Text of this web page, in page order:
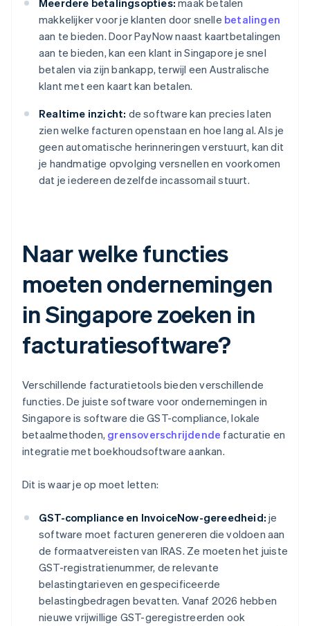
Meerdere betalingsopties: maak betalen
makkelijker voor je klanten door snelle betalingen
aan te bieden. Door PayNow naast kaartbetalingen
aan te bieden, kan een klant in Singapore je snel
betalen via zijn bankapp, terwijl een Australische
klant met een kaart kan betalen.
Realtime inzicht: de software kan precies laten
zien welke facturen openstaan en hoe lang al. Als je
geen automatische herinneringen verstuurt, kan dit
je handmatige opvolging versnellen en voorkomen
dat je iedereen dezelfde incassomail stuurt.
Naar welke functies
moeten ondernemingen
in Singapore zoeken in
facturatiesoftware?
Verschillende facturatietools bieden verschillende
functies. De juiste software voor ondernemingen in
Singapore is software die GST-compliance, lokale
betaalmethoden, grensoverschrijdende facturatie en
integratie met boekhoudsoftware aankan.
Dit is waar je op moet letten:
GST-compliance en InvoiceNow-gereedheid: je
software moet facturen genereren die voldoen aan
de formaatvereisten van IRAS. Ze moeten het juiste
GST-registratienummer, de relevante
belastingtarieven en gespecificeerde
belastingbedragen bevatten. Vanaf 2026 hebben
nieuwe vrijwillige GST-geregistreerden ook